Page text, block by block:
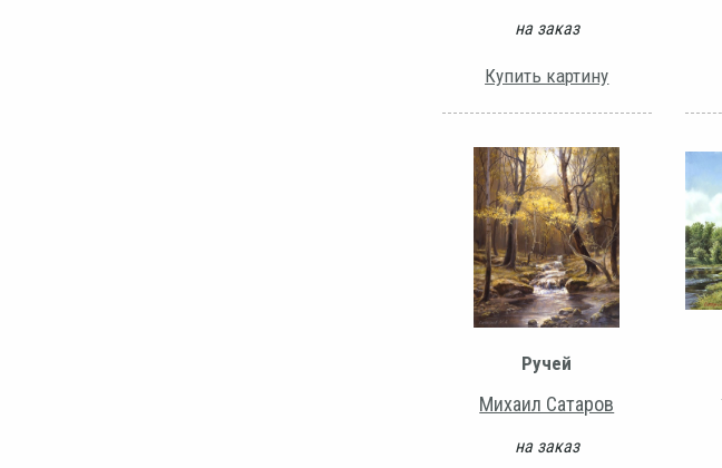
на заказ
Купить картину
Ручей
Михаил Сатаров
на заказ